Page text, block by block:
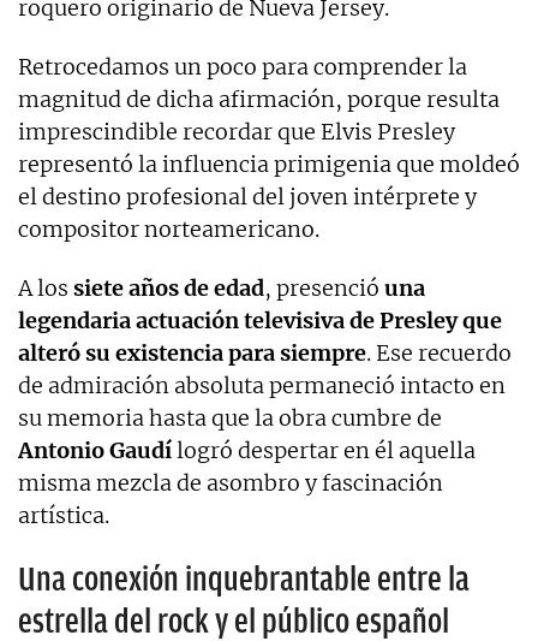
roquero originario de Nueva Jersey.
Retrocedamos un poco para comprender la
magnitud de dicha afirmación, porque resulta
imprescindible recordar que Elvis Presley
representó la influencia primigenia que moldeó
el destino profesional del joven intérprete y
compositor norteamericano.
A los siete años de edad, presenció una
legendaria actuación televisiva de Presley que
alteró su existencia para siempre. Ese recuerdo
de admiración absoluta permaneció intacto en
su memoria hasta que la obra cumbre de
Antonio Gaudílogró despertar en él aquella
misma mezcla de asombro y fascinación
artística.
Una conexión inquebrantable entre la
estrella del rock y el público español